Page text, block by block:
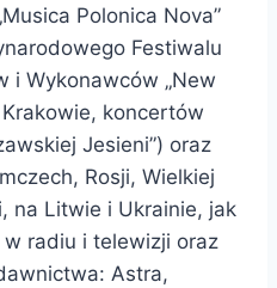
Polonica Nova”
Festiwalu
i Wykonawców „New
koncertów
Jesieni”) oraz
Rosji, Wielkiej
na Litwie i Ukrainie, jak
radiu i telewizji oraz
Astra,